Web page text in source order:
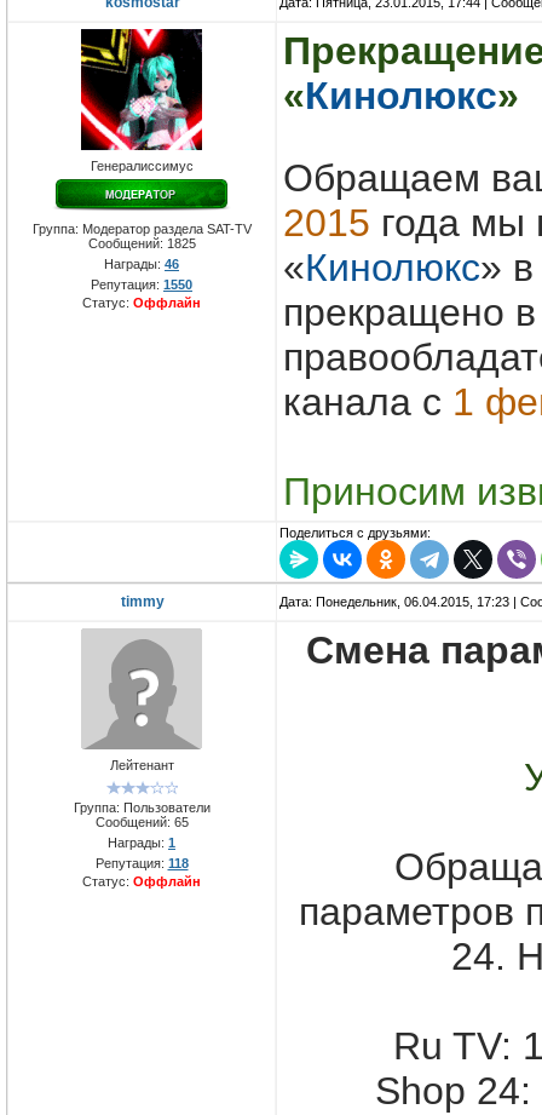
Генералиссимус
Группа: Модератор раздела SAT-TV
Сообщений: 1825
Награды: 46
Репутация: 1550
Статус: Оффлайн
«Кинолюкс»
Обращаем
2015 года мы
«Кинолюкс»
прекращено
канала с 1
Приносим
Поделиться с друзьями:
timmy Дата: Понедельник, 06.04.2015, 17:23 |
Лейтенант
Группа: Пользователи
Сообщений: 65
Награды: 1
Репутация: 118
Статус: Оффлайн
Смена
параметров
24.
Ru TV:
Shop